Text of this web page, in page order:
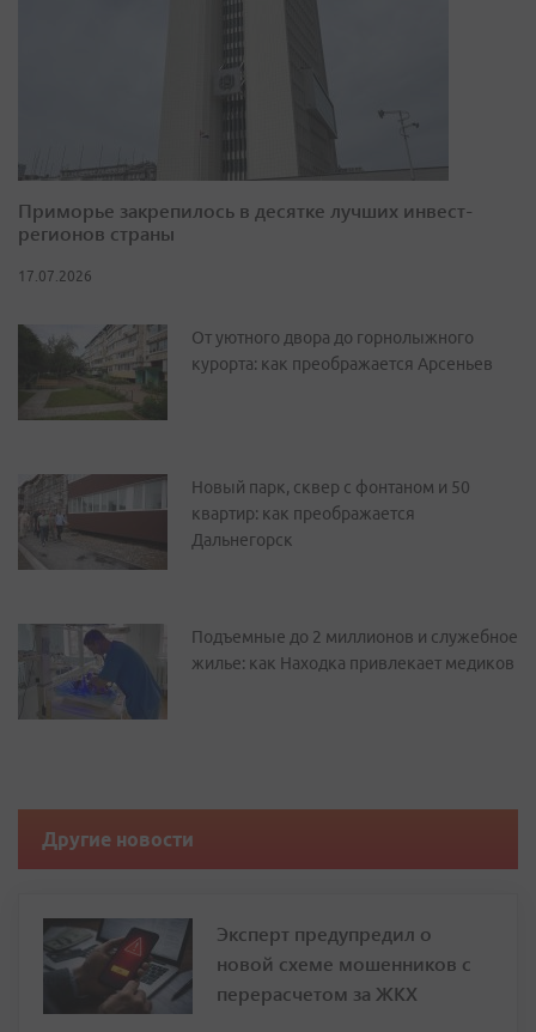
Приморье закрепилось в десятке лучших инвест-
регионов страны
17.07.2026
От уютного двора до горнолыжного
курорта: как преображается Арсеньев
Новый парк, сквер с фонтаном и 50
квартир: как преображается
Дальнегорск
Подъемные до 2 миллионов и служебное
жилье: как Находка привлекает медиков
Другие новости
Эксперт предупредил о
новой схеме мошенников с
перерасчетом за ЖКХ